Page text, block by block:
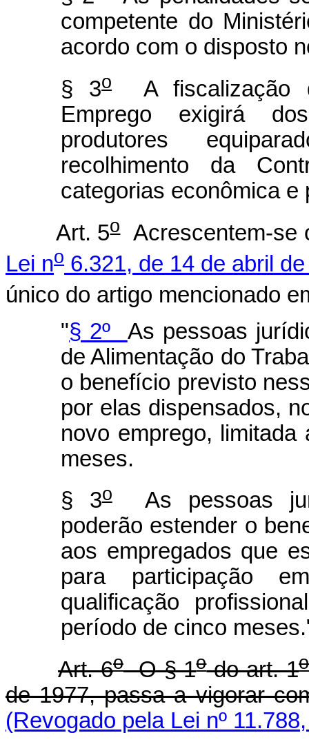
competente do
acordo com o disposto
§ 3oA fiscalização
Emprego exigirá
produtores
recolhimento da
categorias econômica e
Art. 5oAcrescentem-se
Lei no 6.321, de 14 de abril
único do artigo mencionado
"§ 2º As pessoas
de Alimentação do
o benefício previsto
por elas dispensados,
novo emprego,
meses.
§ 3oAs pessoas
poderão estender o
aos empregados que
para participação
qualificação
período de cinco
Art. 6oO § 1odo art. 1o
de 1977, passa a vigorar
(Revogado pela Lei nº